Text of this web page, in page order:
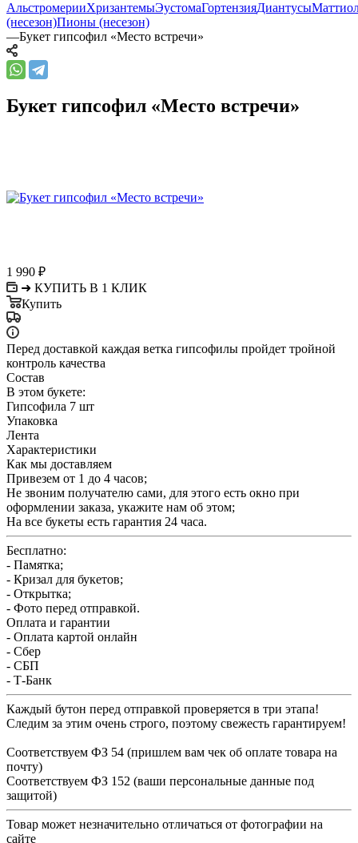
АльстромерииХризантемыЭустомаГортензияДиантусы
(несезон)Пионы (несезон)
—Букет гипсофил «Место встречи»
Букет гипсофил «Место встречи»
1 990 ₽
➜ КУПИТЬ В 1 КЛИК
Купить
Перед доставкой каждая ветка гипсофилы пройдет тройной
контроль качества
Состав
В этом букете:
Гипсофила 7 шт
Упаковка
Лента
Характеристики
Как мы доставляем
Привезем от 1 до 4 часов;
Не звоним получателю сами, для этого есть окно при
оформлении заказа, укажите нам об этом;
На все букеты есть гарантия 24 часа.
Бесплатно:
- Памятка;
- Кризал для букетов;
- Открытка;
- Фото перед отправкой.
Оплата и гарантии
- Оплата картой онлайн
- Сбер
- СБП
- Т-Банк
Каждый бутон перед отправкой проверяется в три этапа!
Следим за этим очень строго, поэтому свежесть гарантируем!
Соответствуем ФЗ 54 (пришлем вам чек об оплате товара на
почту)
Соответствуем ФЗ 152 (ваши персональные данные под
защитой)
Товар может незначительно отличаться от фотографии на
сайте